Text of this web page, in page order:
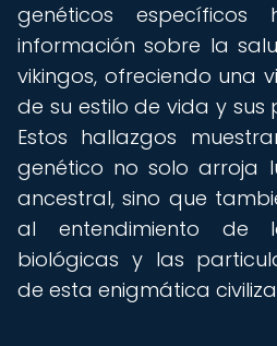
genéticos específicos
información sobre la
vikingos, ofreciendo una
de su estilo de vida y sus
Estos hallazgos
genético no solo arroja
ancestral, sino que
al entendimiento de
biológicas y las
de esta enigmática